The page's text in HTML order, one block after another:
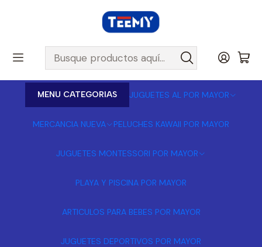
MENU CATEGORIAS JUGUETES AL POR MAYOR
MERCANCIA NUEVA PELUCHES KAWAII POR MAYOR
JUGUETES MONTESSORI POR MAYOR
PLAYA Y PISCINA POR MAYOR
ARTICULOS PARA BEBES POR MAYOR
JUGUETES DEPORTIVOS POR MAYOR